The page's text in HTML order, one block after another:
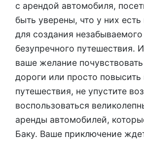
с арендой автомобиля,
быть уверены, что у них
для создания
безупречного путешествия.
ваше желание
дороги или просто
путешествия, не упустите
воспользоваться
аренды автомобилей,
Баку. Ваше приключение